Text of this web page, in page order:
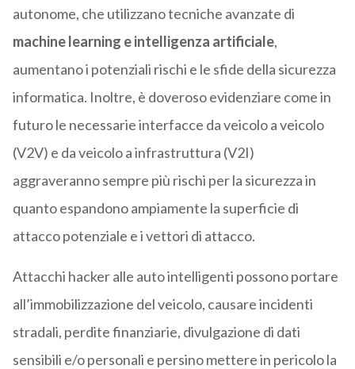
autonome, che utilizzano tecniche avanzate di
machine learning e intelligenza artificiale,
aumentano i potenziali rischi e le sfide della sicurezza
informatica. Inoltre, è doveroso evidenziare come in
futuro le necessarie interfacce da veicolo a veicolo
(V2V) e da veicolo a infrastruttura (V2I)
aggraveranno sempre più rischi per la sicurezza in
quanto espandono ampiamente la superficie di
attacco potenziale e i vettori di attacco.
Attacchi hacker alle auto intelligenti possono portare
all’immobilizzazione del veicolo, causare incidenti
stradali, perdite finanziarie, divulgazione di dati
sensibili e/o personali e persino mettere in pericolo la